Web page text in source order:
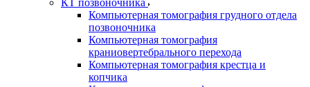
КТ позвоночника
Компьютерная томография грудного отдела
позвоночника
Компьютерная томография
краниовертебрального перехода
Компьютерная томография крестца и
копчика